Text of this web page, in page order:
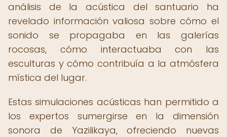
análisis de la acústica del santuario ha
revelado información valiosa sobre cómo el
sonido se propagaba en las galerías
rocosas, cómo interactuaba con las
esculturas y cómo contribuía a la atmósfera
mística del lugar.
Estas simulaciones acústicas han permitido a
los expertos sumergirse en la dimensión
sonora de Yazilikaya, ofreciendo nuevas